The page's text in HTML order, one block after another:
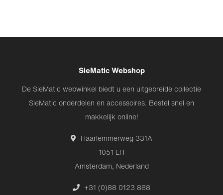
SieMatic Webshop
De SieMatic webwinkel biedt u een uitgebreide collectie
SieMatic onderdelen en accessoires. Bestel snel en
makkelijk online!
Haarlemmerweg 331A
1051 LH
Amsterdam, Nederland
+31 (0)88 0123 888